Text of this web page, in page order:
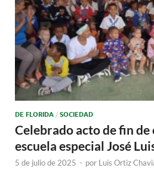
DE FLORIDA / SOCIEDAD
Celebrado acto de fin de
escuela especial José
5 de julio de 2025 - por Luis Ortiz